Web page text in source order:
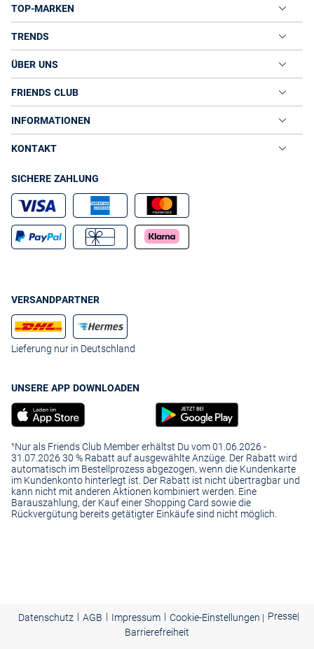
TOP-MARKEN
TRENDS
ÜBER UNS
FRIENDS CLUB
INFORMATIONEN
KONTAKT
SICHERE ZAHLUNG
VERSANDPARTNER
Lieferung nur in Deutschland
UNSERE APP DOWNLOADEN
¹Nur als Friends Club Member erhältst Du vom 01.06.2026 -
31.07.2026 30 % Rabatt auf ausgewählte Anzüge. Der Rabatt wird
automatisch im Bestellprozess abgezogen, wenn die Kundenkarte
im Kundenkonto hinterlegt ist. Der Rabatt ist nicht übertragbar und
kann nicht mit anderen Aktionen kombiniert werden. Eine
Barauszahlung, der Kauf einer Shopping Card sowie die
Rückvergütung bereits getätigter Einkäufe sind nicht möglich.
Datenschutz | AGB | Impressum | Cookie-Einstellungen | Presse|
Barrierefreiheit